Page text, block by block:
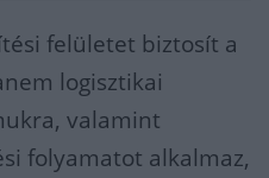
felületet biztosít a
logisztikai
valamint
folyamatot alkalmaz,